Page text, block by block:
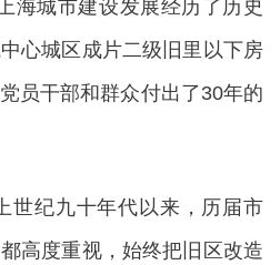
城市建设发展经历了历史
心城区成片二级旧里以下房
员干部和群众付出了30年的
纪九十年代以来，历届市
高度重视，始终把旧区改造